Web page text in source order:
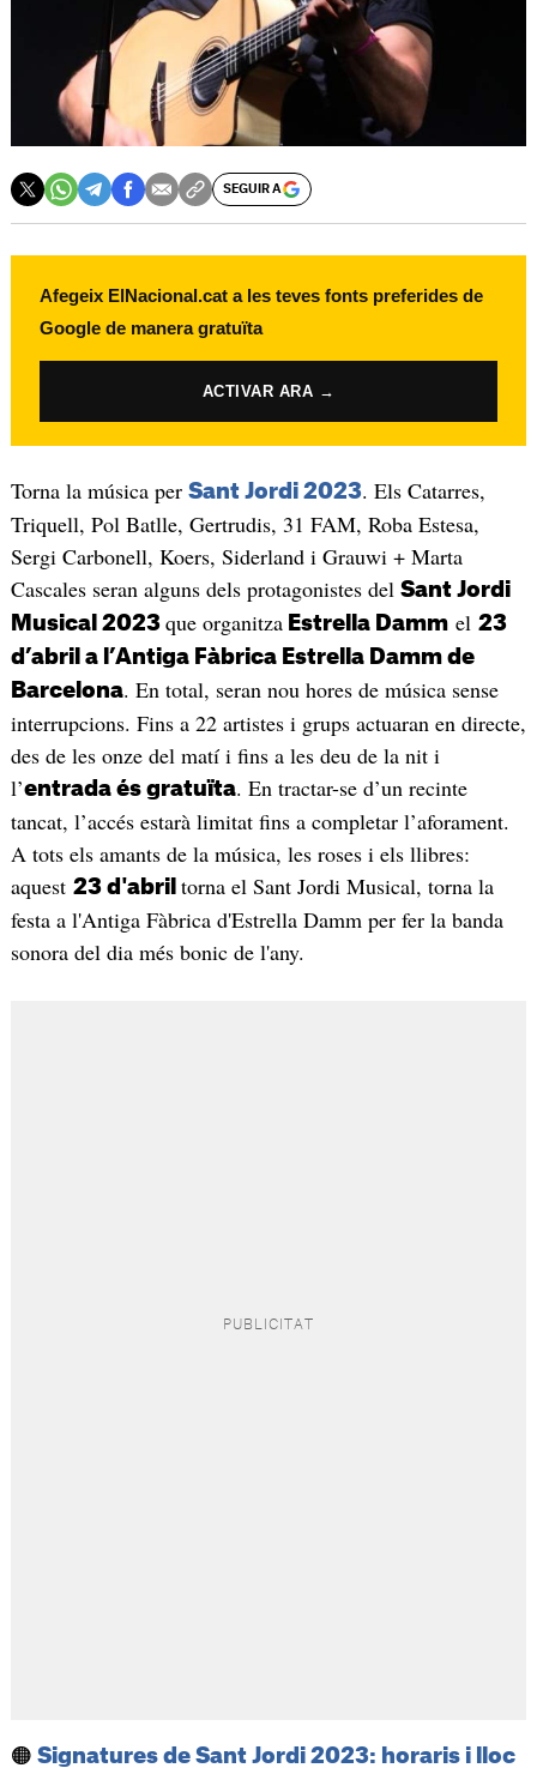
SEGUIR A
Afegeix ElNacional.cat a les teves fonts preferides de
Google de manera gratuïta
ACTIVAR ARA →
Torna la música per Sant Jordi 2023. Els Catarres,
Triquell, Pol Batlle, Gertrudis, 31 FAM, Roba Estesa,
Sergi Carbonell, Koers, Siderland i Grauwi + Marta
Cascales seran alguns dels protagonistes del Sant Jordi
Musical 2023 que organitzaEstrella Dammel 23
d’abril a l’Antiga Fàbrica Estrella Damm de
Barcelona. En total, seran nou hores de música sense
interrupcions. Fins a 22 artistes i grups actuaran en directe,
des de les onze del matí i fins a les deu de la nit i
l’entrada és gratuïta. En tractar-se d’un recinte
tancat, l’accés estarà limitat fins a completar l’aforament.
A tots els amants de la música, les roses i els llibres:
aquest 23 d'abril torna el Sant Jordi Musical, torna la
festa a l'Antiga Fàbrica d'Estrella Damm per fer la banda
sonora del dia més bonic de l'any.
🟠 Signatures de Sant Jordi 2023: horaris i lloc